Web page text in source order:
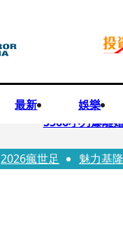
最新 娛樂
快訊
5566小刀爆離
快訊
徐莉玲喪子劇
2026瘋世足 魅力基隆